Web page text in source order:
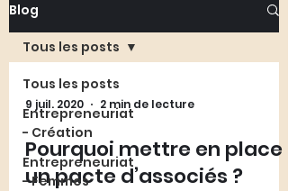
Blog
Tous les posts
Entrepreneuriat
- Création
Entrepreneuriat
- Femmes
Tous les posts
9 juil. 2020 2 min de lecture
Pourquoi mettre en place
un pacte d’associés ?